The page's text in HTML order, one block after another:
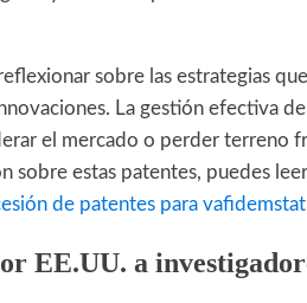
sobre las estrategias
La gestión efectiva
el mercado o perder terreno
sobre estas patentes, puedes
de patentes para
EE.UU. a